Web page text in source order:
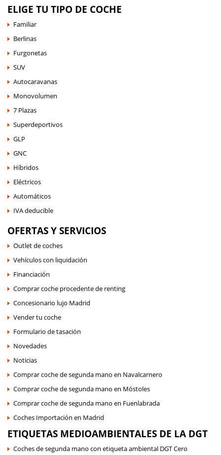
ELIGE TU TIPO DE COCHE
Familiar
Berlinas
Furgonetas
SUV
Autocaravanas
Monovolumen
7 Plazas
Superdeportivos
GLP
GNC
Híbridos
Eléctricos
Automáticos
IVA deducible
OFERTAS Y SERVICIOS
Outlet de coches
Vehículos con liquidación
Financiación
Comprar coche procedente de renting
Concesionario lujo Madrid
Vender tu coche
Formulario de tasación
Novedades
Noticias
Comprar coche de segunda mano en Navalcarnero
Comprar coche de segunda mano en Móstoles
Comprar coche de segunda mano en Fuenlabrada
Coches Importación en Madrid
ETIQUETAS MEDIOAMBIENTALES DE LA DGT
Coches de segunda mano con etiqueta ambiental DGT Cero